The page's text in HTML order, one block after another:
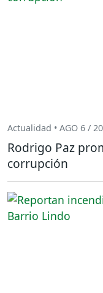
Actualidad • AGO 6 /
Rodrigo Paz
corrupción